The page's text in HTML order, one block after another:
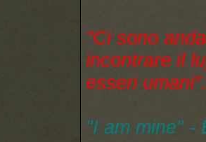
"Ci sono
incontrare il
esseri
"I am mine" -